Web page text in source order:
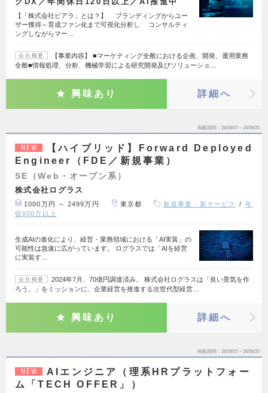
【「株式会社ピアラ」とは？】 ブランディングからユー
ザー獲得～育成ファン化まで可視化分析し コンサルティ
ングしながらマー…
会社概要
【事業内容】 ■マーケティング全般における企画、開発、運用業務
全般■情報処理、分析、機械学習による研究開発及びソリューショ…
興味あり 詳細へ
掲載期間 26/08/07～26/08/20
NEW
【ハイブリッド】Forward Deployed
Engineer（FDE／新規事業）
SE（Web・オープン系）
株式会社ログラス
1000万円 ～ 2499万円 東京都 新規事業・新サービス
年
収600万以上
生成AIの進化により、経営・業務領域における「AI実装」の
可能性は急速に広がっています。 ログラスでは「AIを経営
に実装す…
会社概要
2024年7月、70億円調達済み。 株式会社ログラスは「良い景気を作
ろう。」をミッションに、企業経営を推進する次世代型経営…
興味あり 詳細へ
掲載期間 26/08/07～26/08/20
NEW
AIエンジニア（理系HRプラットフォー
ム「TECH OFFER」）